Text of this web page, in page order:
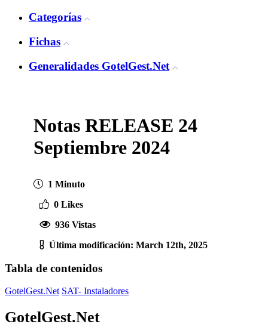
Categorías
Fichas
Generalidades GotelGest.Net
Notas RELEASE 24
Septiembre 2024
1 Minuto
0 Likes
936 Vistas
Última modificación: March 12th, 2025
Tabla de contenidos
GotelGest.Net SAT- Instaladores
GotelGest.Net